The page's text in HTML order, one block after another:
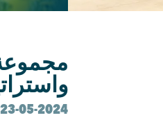
23-05-2024